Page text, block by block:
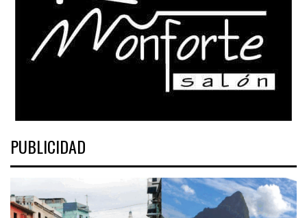
PUBLICIDAD